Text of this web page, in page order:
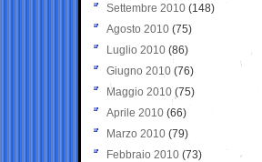
Settembre 2010 (148)
Agosto 2010 (75)
Luglio 2010 (86)
Giugno 2010 (76)
Maggio 2010 (75)
Aprile 2010 (66)
Marzo 2010 (79)
Febbraio 2010 (73)